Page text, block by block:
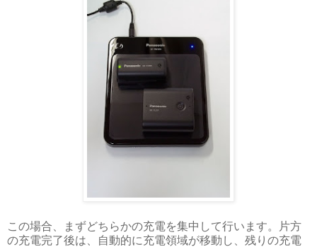
この場合、まずどちらかの充電を集中して行います。片方
の充電完了後は、自動的に充電領域が移動し、残りの充電